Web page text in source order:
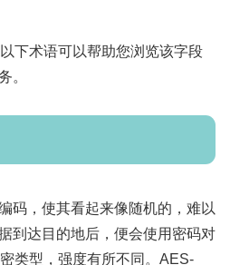
下术语可以帮助您浏览该字段
。
码，使其看起来像随机的，难以
到达目的地后，便会使用密码对
类型，强度有所不同。AES-